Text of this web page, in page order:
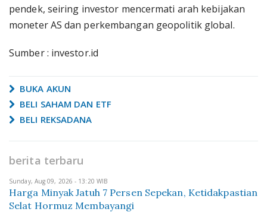
pendek, seiring investor mencermati arah kebijakan
moneter AS dan perkembangan geopolitik global.
Sumber : investor.id
BUKA AKUN
BELI SAHAM DAN ETF
BELI REKSADANA
berita terbaru
Sunday, Aug 09, 2026 - 13:20 WIB
Harga Minyak Jatuh 7 Persen Sepekan, Ketidakpastian
Selat Hormuz Membayangi